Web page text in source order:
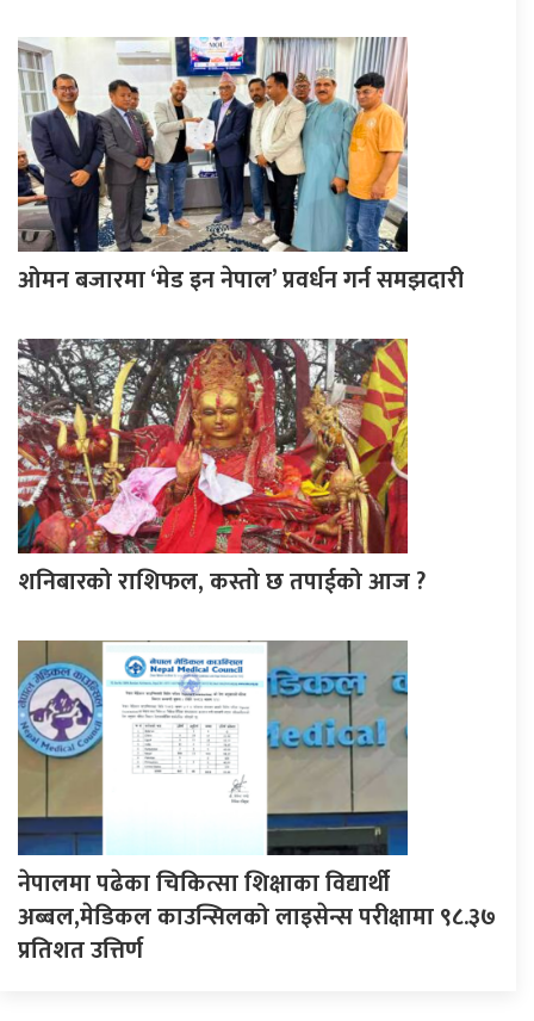
ओमन बजारमा ‘मेड इन नेपाल’ प्रवर्धन गर्न समझदारी
शनिबारको राशिफल, कस्तो छ तपाईको आज ?
नेपालमा पढेका चिकित्सा शिक्षाका विद्यार्थी
अब्बल,मेडिकल काउन्सिलको लाइसेन्स परीक्षामा ९८.३७
प्रतिशत उत्तिर्ण